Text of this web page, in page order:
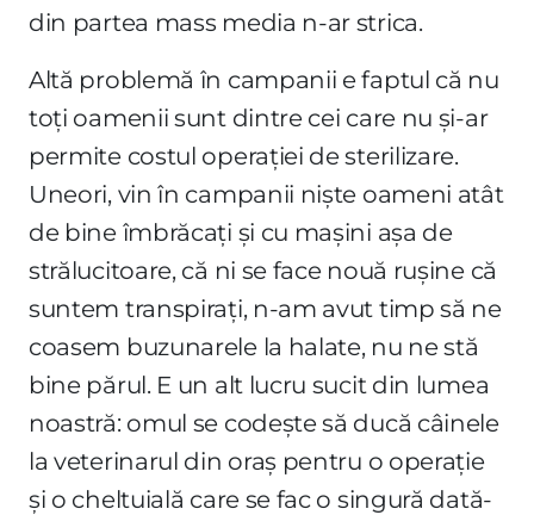
din partea mass media n-ar strica.
Altă problemă în campanii e faptul că nu
toți oamenii sunt dintre cei care nu și-ar
permite costul operației de sterilizare.
Uneori, vin în campanii niște oameni atât
de bine îmbrăcați și cu mașini așa de
strălucitoare, că ni se face nouă rușine că
suntem transpirați, n-am avut timp să ne
coasem buzunarele la halate, nu ne stă
bine părul. E un alt lucru sucit din lumea
noastră: omul se codește să ducă câinele
la veterinarul din oraș pentru o operație
și o cheltuială care se fac o singură dată-